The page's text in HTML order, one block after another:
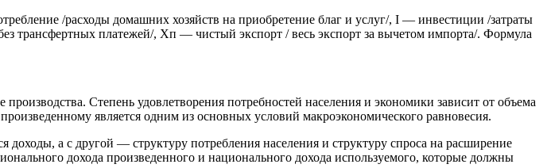
/расходы домашних хозяйств на приобретение благ и услуг/, I — инвестиции /затраты
трансфертных платежей/, Хп — чистый экспорт / весь экспорт за вычетом импорта/. Формула
Степень удовлетворения потребностей населения и экономики зависит от объема
является одним из основных условий макроэкономического равновесия.
а с другой — структуру потребления населения и структуру спроса на расширение
дохода произведенного и национального дохода используемого, которые должны